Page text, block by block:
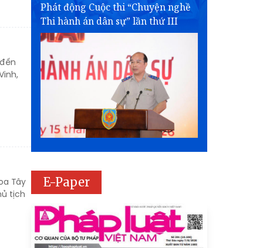
Tây
tịch
Phát động Cuộc thi “Chuyện nghề
Thi hành án dân sự” lần thứ III
E-Paper